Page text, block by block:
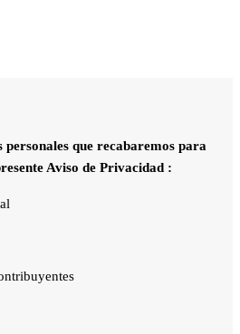
que recabaremos para
Aviso de Privacidad :